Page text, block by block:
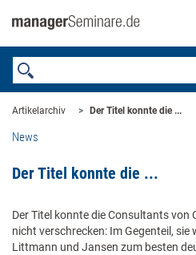
Artikelarchiv Der Titel konnte die ...
News
Der Titel konnte die ...
Der Titel konnte die Consultants von
nicht verschrecken: Im Gegenteil, sie
Littmann und Jansen zum besten